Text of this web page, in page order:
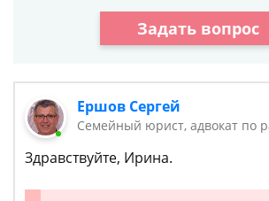
Задать вопрос
Ершов Сергей
Семейный юрист, адвокат по
Здравствуйте, Ирина.